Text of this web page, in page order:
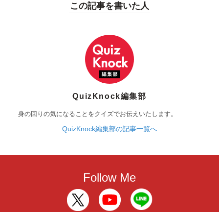
この記事を書いた人
QuizKnock編集部
身の回りの気になることをクイズでお伝えいたします。
QuizKnock編集部の記事一覧へ
Follow Me